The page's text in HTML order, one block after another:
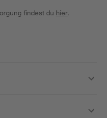
findest du hier.